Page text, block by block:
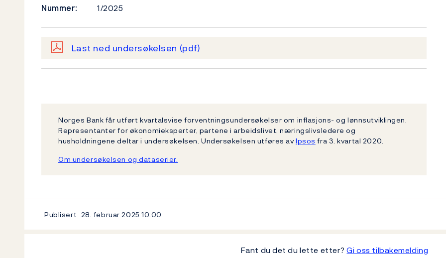
Nummer:
1/2025
Last ned undersøkelsen (pdf)
Norges Bank får utført kvartalsvise forventningsundersøkelser om inflasjons- og lønnsutviklingen.
Representanter for økonomieksperter, partene i arbeidslivet, næringslivsledere og
husholdningene deltar i undersøkelsen. Undersøkelsen utføres avIpsos fra 3. kvartal 2020.
Om undersøkelsen og dataserier.
Publisert 28. februar 202510:00
Fant du det du lette etter?Gi oss tilbakemelding